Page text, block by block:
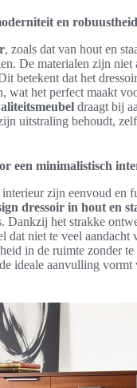
en robuustheid
, zoals dat van hout en
De materialen zijn niet
betekent dat het
wat het perfect maakt
draagt bij
uitstraling behoudt,
een minimalistisch
zijn eenvoud en
dressoir in hout en
Dankzij het strakke
dat niet te veel aandacht
in de ruimte zonder
ideale aanvulling vormt